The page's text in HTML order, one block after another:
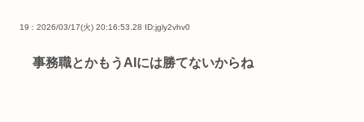
19 : 2026/03/17(火) 20:16:53.28 ID:jgly2vhv0
事務職とかもうAIには勝てないからね